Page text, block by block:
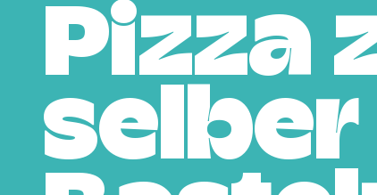
Pizza
selber